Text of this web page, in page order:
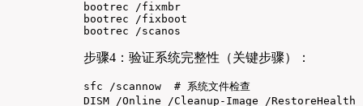
bootrec /fixmbr
bootrec /fixboot
bootrec /scanos
步骤4：验证系统完整性（关键步骤）：
sfc /scannow  # 系统文件检查
DISM /Online /Cleanup-Image /RestoreHealth  #